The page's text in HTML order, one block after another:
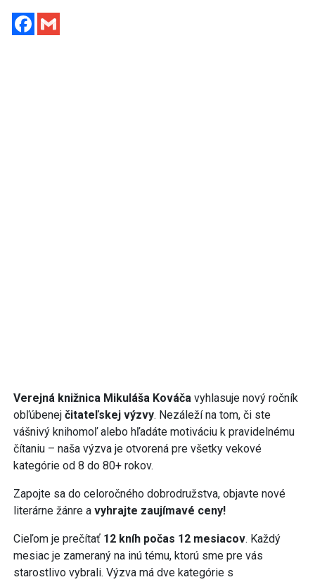
Facebook
Verejná knižnica Mikuláša Kováča vyhlasuje nový ročník
obľúbenej čitateľskej výzvy. Nezáleží na tom, či ste
vášnivý knihomoľ alebo hľadáte motiváciu k pravidelnému
čítaniu – naša výzva je otvorená pre všetky vekové
kategórie od 8 do 80+ rokov.
Zapojte sa do celoročného dobrodružstva, objavte nové
literárne žánre a vyhrajte zaujímavé ceny!
Cieľom je prečítať 12 kníh počas 12 mesiacov. Každý
mesiac je zameraný na inú tému, ktorú sme pre vás
starostlivo vybrali. Výzva má dve kategórie s